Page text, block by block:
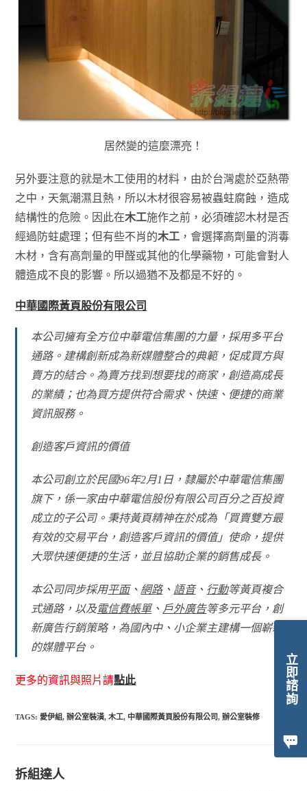
立即諮詢
居然變的這麼漂亮！
另外要注意的就是木工使用的材料，由於台灣處於亞熱帶
之中，天氣潮濕且熱，所以木材很容易被蟲蛀腐蝕，造成
結構性的危險。因此在木工施作之前，必須確認木材是否
經過防蛀處理；但有些不肖的木工 ，會選擇高劑量的消毒
木材，含有高劑量的甲醛或其他的化學藥物，可能會對人
體造成不良的影響。所以過猶不及都是不好的。
中華國際黃頁股份有限公司
本公司擁有全方位中華電信集團的力量，採用多平台
通路。建構創新成為新媒體整合的典範，促成買方與
賣方的結合。為賣方找到想要找的商家，創造高成長
的業績；也為買方提供符合需求、快速、便捷的商業
資訊服務。
創造客戶資訊的價值
本公司創立於民國96年2月1日，隸屬於中華電信集團
旗下，係一家由中華電信股份有限公司百分之百投資
成立的子公司。秉持黃頁精神在於成為「買賣雙方最
有效的交易平台，創造客戶資訊的價值」使命，提供
大眾快速便捷的生活，並且協助企業的銷售成長。
本公司同步採用平面、 網路、 語音、 行動等黃頁複合
式通路，以及電信費帳單、 戶外廣告等多元平台，創
新廣告行銷策略，為國內中、小企業主建構一個嶄新
的媒體平台。
更多的資訊與照片請點此
TAGS:愛伊組, 辦公室裝潢, 木工, 中華國際黃頁股份有限公司, 辦公室裝修
拆組達人